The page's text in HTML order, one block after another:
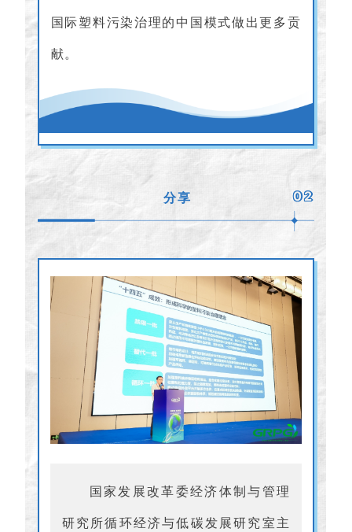
国际塑料污染治理的中国模式做出更多贡
献。
02
分享
国家发展改革委经济体制与管理
研究所循环经济与低碳发展研究室主